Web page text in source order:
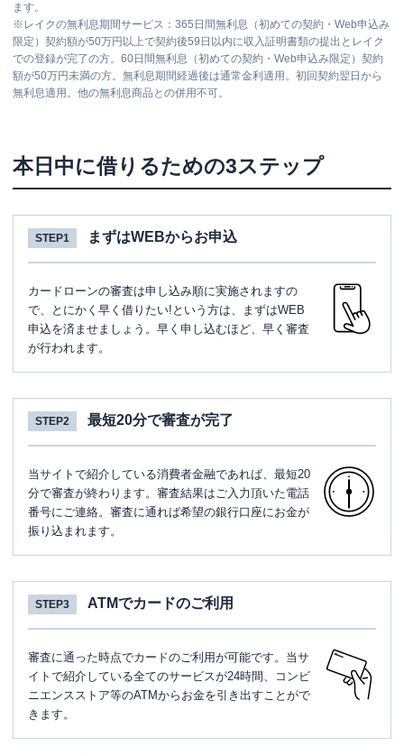
ます。
※ レイクの無利息期間サービス：365日間無利息（初めての契約・Web申込み
限定）契約額が50万円以上で契約後59日以内に収入証明書類の提出とレイク
での登録が完了の方。60日間無利息（初めての契約・Web申込み限定）契約
額が50万円未満の方。無利息期間経過後は通常金利適用。初回契約翌日から
無利息適用。他の無利息商品との併用不可。
本日中に借りるための3ステップ
STEP1 まずはWEBからお申込
カードローンの審査は申し込み順に実施されますの
で、とにかく早く借りたい!という方は、まずはWEB
申込を済ませましょう。早く申し込むほど、早く審査
が行われます。
STEP2 最短20分で審査が完了
当サイトで紹介している消費者金融であれば、最短20
分で審査が終わります。審査結果はご入力頂いた電話
番号にご連絡。審査に通れば希望の銀行口座にお金が
振り込まれます。
STEP3 ATMでカードのご利用
審査に通った時点でカードのご利用が可能です。当サ
イトで紹介している全てのサービスが24時間、コンビ
ニエンスストア等のATMからお金を引き出すことがで
きます。